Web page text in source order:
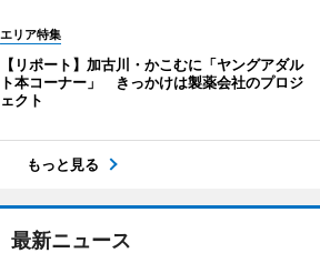
エリア特集
【リポート】加古川・かこむに「ヤングアダル
ト本コーナー」 きっかけは製薬会社のプロジ
ェクト
もっと見る
最新ニュース